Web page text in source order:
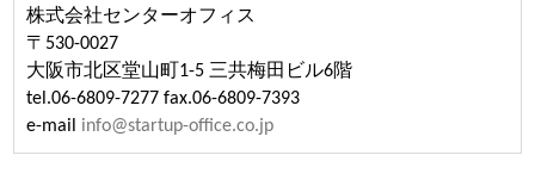
株式会社センターオフィス
〒530-0027
大阪市北区堂山町1-5 三共梅田ビル6階
tel.06-6809-7277 fax.06-6809-7393
e-mail info@startup-office.co.jp